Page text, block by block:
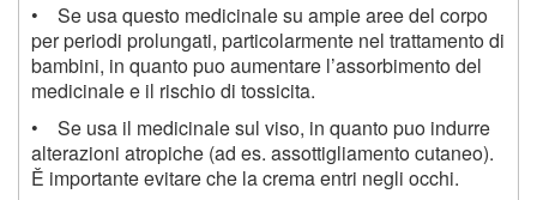
• Se usa questo medicinale su ampie aree del corpo
per periodi prolungati, particolarmente nel trattamento di
bambini, in quanto puo aumentare l’assorbimento del
medicinale e il rischio di tossicita.
• Se usa il medicinale sul viso, in quanto puo indurre
alterazioni atropiche (ad es. assottigliamento cutaneo).
Ě importante evitare che la crema entri negli occhi.